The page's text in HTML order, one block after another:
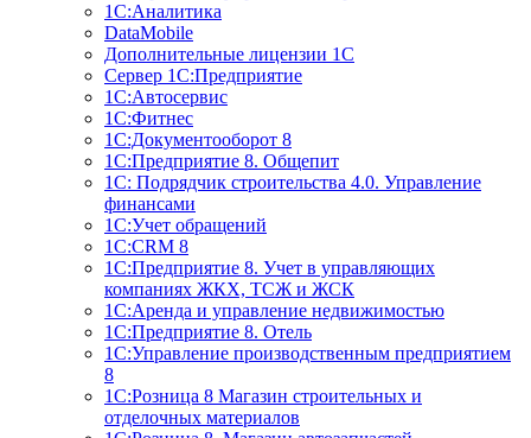
1С:Аналитика
DataMobile
Дополнительные лицензии 1С
Сервер 1С:Предприятие
1С:Автосервис
1С:Фитнес
1С:Документооборот 8
1С:Предприятие 8. Общепит
1С: Подрядчик строительства 4.0. Управление
финансами
1С:Учет обращений
1C:CRM 8
1С:Предприятие 8. Учет в управляющих
компаниях ЖКХ, ТСЖ и ЖСК
1С:Аренда и управление недвижимостью
1С:Предприятие 8. Отель
1C:Управление производственным предприятием
8
1С:Розница 8 Магазин строительных и
отделочных материалов